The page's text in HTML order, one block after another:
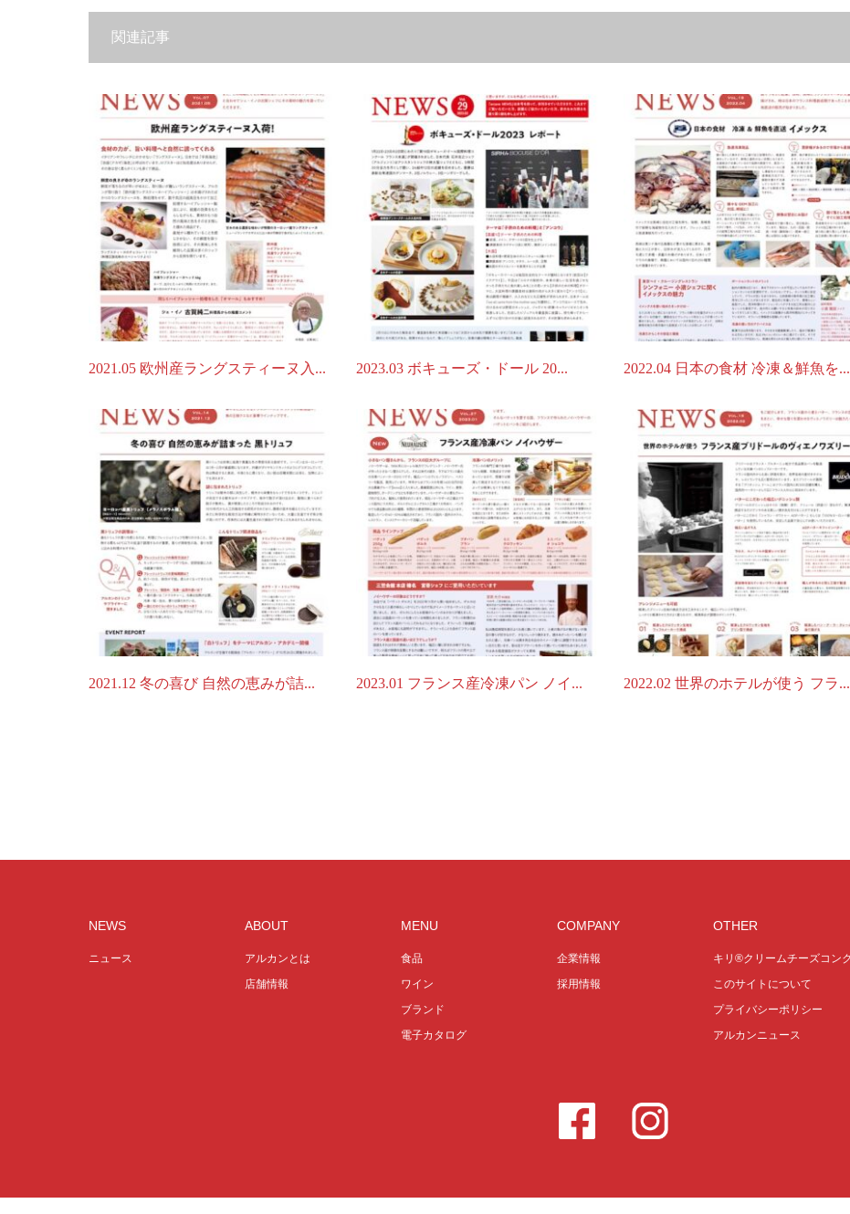
関連記事
2021.05 欧州産ラングスティーヌ入... 2023.03 ボキューズ・ドール 20... 2022.04 日本の食材 冷凍＆鮮魚を...
2021.12 冬の喜び 自然の恵みが詰... 2023.01 フランス産冷凍パン ノイ... 2022.02 世界のホテルが使う フラ...
NEWS
ニュース
ABOUT
アルカンとは
店舗情報
MENU
食品
ワイン
ブランド
電子カタログ
COMPANY
企業情報
採用情報
OTHER
キリ®クリームチーズコン
このサイトについて
プライバシーポリシー
アルカンニュース